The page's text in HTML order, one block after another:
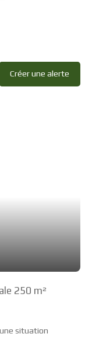
Créer une alerte
Local commercal en zone commerciale 250 m²
situation